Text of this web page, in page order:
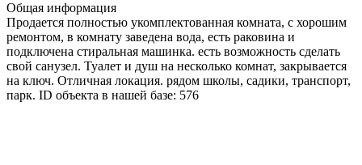
Общая информация
Продается полностью укомплектованная комната, с хорошим
ремонтом, в комнату заведена вода, есть раковина и
подключена стиральная машинка. есть возможность сделать
свой санузел. Туалет и душ на несколько комнат, закрывается
на ключ. Отличная локация. рядом школы, садики, транспорт,
парк. ID объекта в нашей базе: 576